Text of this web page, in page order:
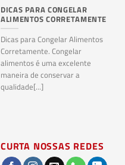
DICAS PARA CONGELAR
ALIMENTOS CORRETAMENTE
Dicas para Congelar Alimentos
Corretamente. Congelar
alimentos é uma excelente
maneira de conservar a
qualidade[...]
CURTA NOSSAS REDES